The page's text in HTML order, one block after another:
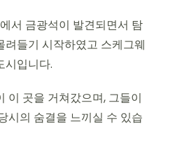
서 금광석이 발견되면서 탐
려들기 시작하였고 스케그웨
시입니다.
이 곳을 거쳐갔으며, 그들이
시의 숨결을 느끼실 수 있습